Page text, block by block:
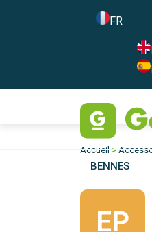
FR
BENNES
Accueil >
EP